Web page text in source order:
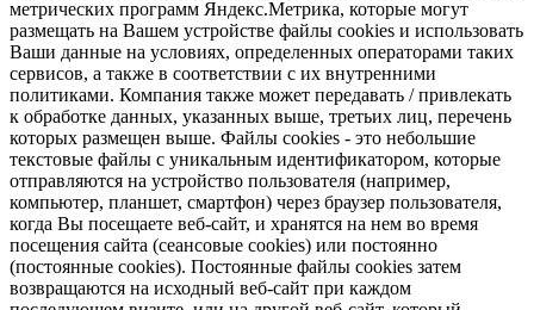
метрических программ Яндекс.Метрика, которые могут
размещать на Вашем устройстве файлы cookies и использовать
Ваши данные на условиях, определенных операторами таких
сервисов, а также в соответствии с их внутренними
политиками. Компания также может передавать / привлекать
к обработке данных, указанных выше, третьих лиц, перечень
которых размещен выше. Файлы cookies - это небольшие
текстовые файлы с уникальным идентификатором, которые
отправляются на устройство пользователя (например,
компьютер, планшет, смартфон) через браузер пользователя,
когда Вы посещаете веб-сайт, и хранятся на нем во время
посещения сайта (сеансовые cookies) или постоянно
(постоянные cookies). Постоянные файлы cookies затем
возвращаются на исходный веб-сайт при каждом